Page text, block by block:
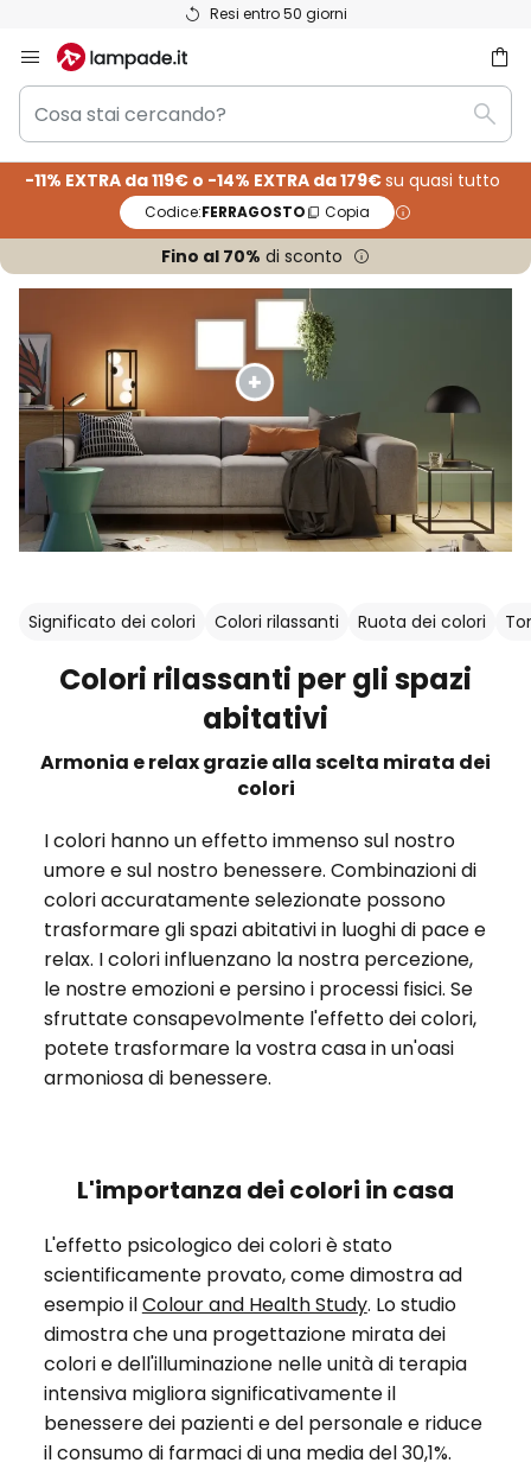
Resi entro 50 giorni
Salta
al
contenuto
Cosa
stai
cercando?
-11% EXTRA da 119€ o -14% EXTRA da 179€su quasi tutto
Codice:FERRAGOSTO Copia
Fino al 70% di sconto
Significato dei colori Colori rilassanti Ruota dei colori
Colori rilassanti per gli spazi
abitativi
Armonia e relax grazie alla scelta mirata dei
colori
I colori hanno un effetto immenso sul nostro
umore e sul nostro benessere. Combinazioni di
colori accuratamente selezionate possono
trasformare gli spazi abitativi in luoghi di pace e
relax. I colori influenzano la nostra percezione,
le nostre emozioni e persino i processi fisici. Se
sfruttate consapevolmente l'effetto dei colori,
potete trasformare la vostra casa in un'oasi
armoniosa di benessere.
L'importanza dei colori in casa
L'effetto psicologico dei colori è stato
scientificamente provato, come dimostra ad
esempio ilColour and Health Study. Lo studio
dimostra che una progettazione mirata dei
colori e dell'illuminazione nelle unità di terapia
intensiva migliora significativamente il
benessere dei pazienti e del personale e riduce
il consumo di farmaci di una media del 30,1%.